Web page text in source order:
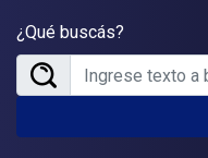
¿Qué buscás?